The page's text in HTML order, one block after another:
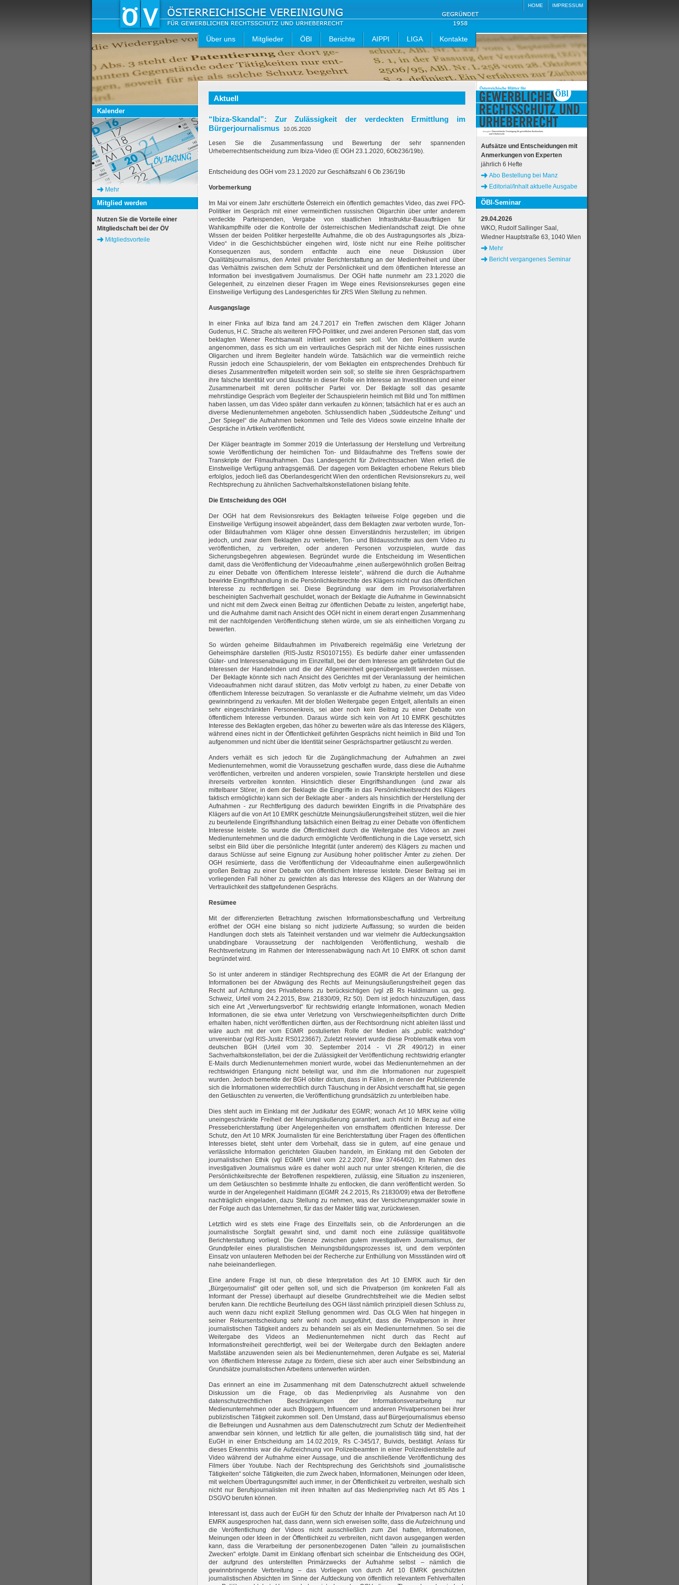
HOME IMPRESSUM
Über uns Mitglieder ÖBl Berichte AIPPI LIGA Kontakte
Aktuell
“Ibiza-Skandal”: Zur Zulässigkeit der verdeckten Ermittlung im
Bürgerjournalismus
10.05.2020
Lesen Sie die Zusammenfassung und Bewertung der sehr spannenden
Urheberrechtsentscheidung zum Ibiza-Video (E OGH 23.1.2020, 6Ob236/19b).
Entscheidung des OGH vom 23.1.2020 zur Geschäftszahl 6 Ob 236/19b
Vorbemerkung
Im Mai vor einem Jahr erschütterte Österreich ein öffentlich gemachtes Video, das zwei FPÖ-
Politiker im Gespräch mit einer vermeintlichen russischen Oligarchin über unter anderem
verdeckte Parteispenden, Vergabe von staatlichen Infrastruktur-Bauaufträgen für
Wahlkampfhilfe oder die Kontrolle der österreichischen Medienlandschaft zeigt. Die ohne
Wissen der beiden Politiker hergestellte Aufnahme, die ob des Austragungsortes als „Ibiza-
Video“ in die Geschichtsbücher eingehen wird, löste nicht nur eine Reihe politischer
Konsequenzen aus, sondern entfachte auch eine neue Diskussion über
Qualitätsjournalismus, den Anteil privater Berichterstattung an der Medienfreiheit und über
das Verhältnis zwischen dem Schutz der Persönlichkeit und dem öffentlichen Interesse an
Information bei investigativem Journalismus. Der OGH hatte nunmehr am 23.1.2020 die
Gelegenheit, zu einzelnen dieser Fragen im Wege eines Revisionsrekurses gegen eine
Einstweilige Verfügung des Landesgerichtes für ZRS Wien Stellung zu nehmen.
Ausgangslage
In einer Finka auf Ibiza fand am 24.7.2017 ein Treffen zwischen dem Kläger Johann
Gudenus, H.C. Strache als weiteren FPÖ-Politiker, und zwei anderen Personen statt, das vom
beklagten Wiener Rechtsanwalt initiiert worden sein soll. Von den Politikern wurde
angenommen, dass es sich um ein vertrauliches Gespräch mit der Nichte eines russischen
Oligarchen und ihrem Begleiter handeln würde. Tatsächlich war die vermeintlich reiche
Russin jedoch eine Schauspielerin, der vom Beklagten ein entsprechendes Drehbuch für
dieses Zusammentreffen mitgeteilt worden sein soll; so stellte sie ihren Gesprächspartnern
ihre falsche Identität vor und täuschte in dieser Rolle ein Interesse an Investitionen und einer
Zusammenarbeit mit deren politischer Partei vor. Der Beklagte soll das gesamte
mehrstündige Gespräch vom Begleiter der Schauspielerin heimlich mit Bild und Ton mitfilmen
haben lassen, um das Video später dann verkaufen zu können; tatsächlich hat er es auch an
diverse Medienunternehmen angeboten. Schlussendlich haben „Süddeutsche Zeitung“ und
„Der Spiegel“ die Aufnahmen bekommen und Teile des Videos sowie einzelne Inhalte der
Gespräche in Artikeln veröffentlicht.
Der Kläger beantragte im Sommer 2019 die Unterlassung der Herstellung und Verbreitung
sowie Veröffentlichung der heimlichen Ton- und Bildaufnahme des Treffens sowie der
Transkripte der Filmaufnahmen. Das Landesgericht für Zivilrechtssachen Wien erließ die
Einstweilige Verfügung antragsgemäß. Der dagegen vom Beklagten erhobene Rekurs blieb
erfolglos, jedoch ließ das Oberlandesgericht Wien den ordentlichen Revisionsrekurs zu, weil
Rechtsprechung zu ähnlichen Sachverhaltskonstellationen bislang fehlte.
Die Entscheidung des OGH
Der OGH hat dem Revisionsrekurs des Beklagten teilweise Folge gegeben und die
Einstweilige Verfügung insoweit abgeändert, dass dem Beklagten zwar verboten wurde, Ton-
oder Bildaufnahmen vom Kläger ohne dessen Einverständnis herzustellen; im übrigen
jedoch, und zwar dem Beklagten zu verbieten, Ton- und Bildausschnitte aus dem Video zu
veröffentlichen, zu verbreiten, oder anderen Personen vorzuspielen, wurde das
Sicherungsbegehren abgewiesen. Begründet wurde die Entscheidung im Wesentlichen
damit, dass die Veröffentlichung der Videoaufnahme „einen außergewöhnlich großen Beitrag
zu einer Debatte von öffentlichem Interesse leistete“, während die durch die Aufnahme
bewirkte Eingriffshandlung in die Persönlichkeitsrechte des Klägers nicht nur das öffentlichen
Interesse zu rechtfertigen sei. Diese Begründung war dem im Provisorialverfahren
bescheinigten Sachverhalt geschuldet, wonach der Beklagte die Aufnahme in Gewinnabsicht
und nicht mit dem Zweck einen Beitrag zur öffentlichen Debatte zu leisten, angefertigt habe,
und die Aufnahme damit nach Ansicht des OGH nicht in einem derart engen Zusammenhang
mit der nachfolgenden Veröffentlichung stehen würde, um sie als einheitlichen Vorgang zu
bewerten.
So würden geheime Bildaufnahmen im Privatbereich regelmäßig eine Verletzung der
Geheimsphäre darstellen (RIS-Justiz RS0107155). Es bedürfe daher einer umfassenden
Güter- und Interessenabwägung im Einzelfall, bei der dem Interesse am gefährdeten Gut die
Interessen der Handelnden und die der Allgemeinheit gegenübergestellt werden müssen.
Der Beklagte könnte sich nach Ansicht des Gerichtes mit der Veranlassung der heimlichen
Videoaufnahmen nicht darauf stützen, das Motiv verfolgt zu haben, zu einer Debatte von
öffentlichem Interesse beizutragen. So veranlasste er die Aufnahme vielmehr, um das Video
gewinnbringend zu verkaufen. Mit der bloßen Weitergabe gegen Entgelt, allenfalls an einen
sehr eingeschränkten Personenkreis, sei aber noch kein Beitrag zu einer Debatte von
öffentlichem Interesse verbunden. Daraus würde sich kein von Art 10 EMRK geschütztes
Interesse des Beklagten ergeben, das höher zu bewerten wäre als das Interesse des Klägers,
während eines nicht in der Öffentlichkeit geführten Gesprächs nicht heimlich in Bild und Ton
aufgenommen und nicht über die Identität seiner Gesprächspartner getäuscht zu werden.
Anders verhält es sich jedoch für die Zugänglichmachung der Aufnahmen an zwei
Medienunternehmen, womit die Voraussetzung geschaffen wurde, dass diese die Aufnahme
veröffentlichen, verbreiten und anderen vorspielen, sowie Transkripte herstellen und diese
ihrerseits verbreiten konnten. Hinsichtlich dieser Eingriffshandlungen (und zwar als
mittelbarer Störer, in dem der Beklagte die Eingriffe in das Persönlichkeitsrecht des Klägers
faktisch ermöglichte) kann sich der Beklagte aber - anders als hinsichtlich der Herstellung der
Aufnahmen - zur Rechtfertigung des dadurch bewirkten Eingriffs in die Privatsphäre des
Klägers auf die von Art 10 EMRK geschützte Meinungsäußerungsfreiheit stützen, weil die hier
zu beurteilende Eingriffshandlung tatsächlich einen Beitrag zu einer Debatte von öffentlichem
Interesse leistete. So wurde die Öffentlichkeit durch die Weitergabe des Videos an zwei
Medienunternehmen und die dadurch ermöglichte Veröffentlichung in die Lage versetzt, sich
selbst ein Bild über die persönliche Integrität (unter anderem) des Klägers zu machen und
daraus Schlüsse auf seine Eignung zur Ausübung hoher politischer Ämter zu ziehen. Der
OGH resümierte, dass die Veröffentlichung der Videoaufnahme einen außergewöhnlich
großen Beitrag zu einer Debatte von öffentlichem Interesse leistete. Dieser Beitrag sei im
vorliegenden Fall höher zu gewichten als das Interesse des Klägers an der Wahrung der
Vertraulichkeit des stattgefundenen Gesprächs.
Resümee
Mit der differenzierten Betrachtung zwischen Informationsbeschaffung und Verbreitung
eröffnet der OGH eine bislang so nicht judizierte Auffassung; so wurden die beiden
Handlungen doch stets als Tateinheit verstanden und war vielmehr die Aufdeckungsaktion
unabdingbare Voraussetzung der nachfolgenden Veröffentlichung, weshalb die
Rechtsverletzung im Rahmen der Interessenabwägung nach Art 10 EMRK oft schon damit
begründet wird.
So ist unter anderem in ständiger Rechtsprechung des EGMR die Art der Erlangung der
Informationen bei der Abwägung des Rechts auf Meinungsäußerungsfreiheit gegen das
Recht auf Achtung des Privatlebens zu berücksichtigen (vgl zB Rs Haldimann ua. geg.
Schweiz, Urteil vom 24.2.2015, Bsw. 21830/09, Rz 50). Dem ist jedoch hinzuzufügen, dass
sich eine Art „Verwertungsverbot“ für rechtswidrig erlangte Informationen, wonach Medien
Informationen, die sie etwa unter Verletzung von Verschwiegenheitspflichten durch Dritte
erhalten haben, nicht veröffentlichen dürften, aus der Rechtsordnung nicht ableiten lässt und
wäre auch mit der vom EGMR postulierten Rolle der Medien als „public watchdog“
unvereinbar (vgl RIS-Justiz RS0123667). Zuletzt releviert wurde diese Problematik etwa vom
deutschen BGH (Urteil vom 30. September 2014 - VI ZR 490/12) in einer
Sachverhaltskonstellation, bei der die Zulässigkeit der Veröffentlichung rechtswidrig erlangter
E-Mails durch Medienunternehmen moniert wurde, wobei das Medienunternehmen an der
rechtswidrigen Erlangung nicht beteiligt war, und ihm die Informationen nur zugespielt
wurden. Jedoch bemerkte der BGH obiter dictum, dass in Fällen, in denen der Publizierende
sich die Informationen widerrechtlich durch Täuschung in der Absicht verschafft hat, sie gegen
den Getäuschten zu verwerten, die Veröffentlichung grundsätzlich zu unterbleiben habe.
Dies steht auch im Einklang mit der Judikatur des EGMR; wonach Art 10 MRK keine völlig
uneingeschränkte Freiheit der Meinungsäußerung garantiert, auch nicht in Bezug auf eine
Presseberichterstattung über Angelegenheiten von ernsthaftem öffentlichen Interesse. Der
Schutz, den Art 10 MRK Journalisten für eine Berichterstattung über Fragen des öffentlichen
Interesses bietet, steht unter dem Vorbehalt, dass sie in gutem, auf eine genaue und
verlässliche Information gerichteten Glauben handeln, im Einklang mit den Geboten der
journalistischen Ethik (vgl EGMR Urteil vom 22.2.2007, Bsw 37464/02). Im Rahmen des
investigativen Journalismus wäre es daher wohl auch nur unter strengen Kriterien, die die
Persönlichkeitsrechte der Betroffenen respektieren, zulässig, eine Situation zu inszenieren,
um dem Getäuschten so bestimmte Inhalte zu entlocken, die dann veröffentlicht werden. So
wurde in der Angelegenheit Haldimann (EGMR 24.2.2015, Rs 21830/09) etwa der Betroffene
nachträglich eingeladen, dazu Stellung zu nehmen, was der Versicherungsmakler sowie in
der Folge auch das Unternehmen, für das der Makler tätig war, zurückwiesen.
Letztlich wird es stets eine Frage des Einzelfalls sein, ob die Anforderungen an die
journalistische Sorgfalt gewahrt sind, und damit noch eine zulässige qualitätsvolle
Berichterstattung vorliegt. Die Grenze zwischen gutem investigativem Journalismus, der
Grundpfeiler eines pluralistischen Meinungsbildungsprozesses ist, und dem verpönten
Einsatz von unlauteren Methoden bei der Recherche zur Enthüllung von Missständen wird oft
nahe beieinanderliegen.
Eine andere Frage ist nun, ob diese Interpretation des Art 10 EMRK auch für den
„Bürgerjournalist“ gilt oder gelten soll, und sich die Privatperson (im konkreten Fall als
Informant der Presse) überhaupt auf dieselbe Grundrechtsfreiheit wie die Medien selbst
berufen kann. Die rechtliche Beurteilung des OGH lässt nämlich prinzipiell diesen Schluss zu,
auch wenn dazu nicht explizit Stellung genommen wird. Das OLG Wien hat hingegen in
seiner Rekursentscheidung sehr wohl noch ausgeführt, dass die Privatperson in ihrer
journalistischen Tätigkeit anders zu behandeln sei als ein Medienunternehmen. So sei die
Weitergabe des Videos an Medienunternehmen nicht durch das Recht auf
Informationsfreiheit gerechtfertigt, weil bei der Weitergabe durch den Beklagten andere
Maßstäbe anzuwenden seien als bei Medienunternehmen, deren Aufgabe es sei, Material
von öffentlichem Interesse zutage zu fördern, diese sich aber auch einer Selbstbindung an
Grundsätze journalistischen Arbeitens unterwerfen würden.
Das erinnert an eine im Zusammenhang mit dem Datenschutzrecht aktuell schwelende
Diskussion um die Frage, ob das Medienprivileg als Ausnahme von den
datenschutzrechtlichen Beschränkungen der Informationsverarbeitung nur
Medienunternehmen oder auch Bloggern, Influencern und anderen Privatpersonen bei ihrer
publizistischen Tätigkeit zukommen soll. Den Umstand, dass auf Bürgerjournalismus ebenso
die Befreiungen und Ausnahmen aus dem Datenschutzrecht zum Schutz der Medienfreiheit
anwendbar sein können, und letztlich für alle gelten, die journalistisch tätig sind, hat der
EuGH in einer Entscheidung am 14.02.2019, Rs C-345/17, Buivids, bestätigt. Anlass für
dieses Erkenntnis war die Aufzeichnung von Polizeibeamten in einer Polizeidienststelle auf
Video während der Aufnahme einer Aussage, und die anschließende Veröffentlichung des
Filmers über Youtube. Nach der Rechtsprechung des Gerichtshofs sind „journalistische
Tätigkeiten“ solche Tätigkeiten, die zum Zweck haben, Informationen, Meinungen oder Ideen,
mit welchem Übertragungsmittel auch immer, in der Öffentlichkeit zu verbreiten, weshalb sich
nicht nur Berufsjournalisten mit ihren Inhalten auf das Medienprivileg nach Art 85 Abs 1
DSGVO berufen können.
Interessant ist, dass auch der EuGH für den Schutz der Inhalte der Privatperson nach Art 10
EMRK ausgesprochen hat, dass dann, wenn sich erweisen sollte, dass die Aufzeichnung und
die Veröffentlichung der Videos nicht ausschließlich zum Ziel hatten, Informationen,
Meinungen oder Ideen in der Öffentlichkeit zu verbreiten, nicht davon ausgegangen werden
kann, dass die Verarbeitung der personenbezogenen Daten "allein zu journalistischen
Zwecken" erfolgte. Damit im Einklang offenbart sich scheinbar die Entscheidung des OGH,
der aufgrund des unterstellten Primärzwecks der Aufnahme selbst – nämlich die
gewinnbringende Verbreitung – das Vorliegen von durch Art 10 EMRK geschützten
journalistischen Absichten im Sinne der Aufdeckung von öffentlich relevantem Fehlverhalten
Kalender
Mehr
Mitglied werden
Nutzen Sie die Vorteile einer
Mitgliedschaft bei der ÖV
Mitgliedsvorteile
Aufsätze und Entscheidungen mit
Anmerkungen von Experten
jährlich 6 Hefte
Abo Bestellung bei Manz
Editorial/Inhalt aktuelle Ausgabe
ÖBl-Seminar
29.04.2026
WKO, Rudolf Sallinger Saal,
Wiedner Hauptstraße 63, 1040 Wien
Mehr
Bericht vergangenes Seminar